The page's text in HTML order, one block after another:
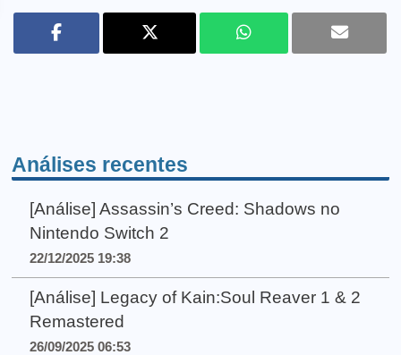
Análises recentes
[Análise] Assassin’s Creed: Shadows no
Nintendo Switch 2
22/12/2025 19:38
[Análise] Legacy of Kain:Soul Reaver 1 & 2
Remastered
26/09/2025 06:53